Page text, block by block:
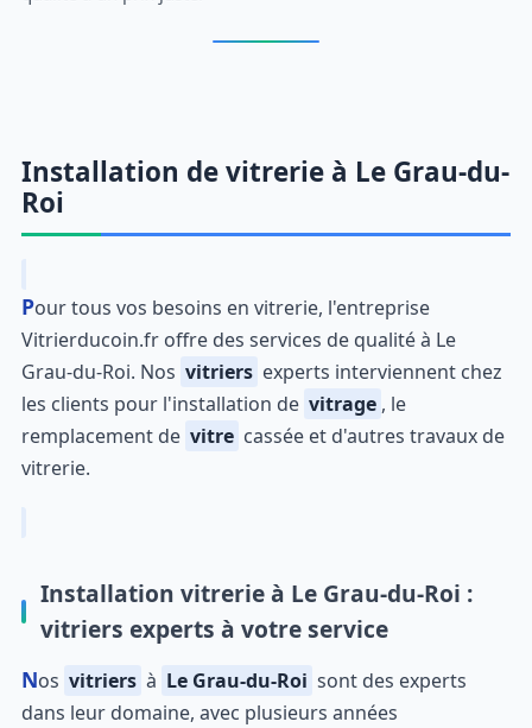
Installation de vitrerie à Le Grau-du-
Roi
Pour tous vos besoins en vitrerie, l'entreprise
Vitrierducoin.fr offre des services de qualité à Le
Grau-du-Roi. Nos vitriers experts interviennent chez
les clients pour l'installation de vitrage , le
remplacement de vitre cassée et d'autres travaux de
vitrerie.
Installation vitrerie à Le Grau-du-Roi :
vitriers experts à votre service
Nos vitriers à Le Grau-du-Roi sont des experts
dans leur domaine, avec plusieurs années